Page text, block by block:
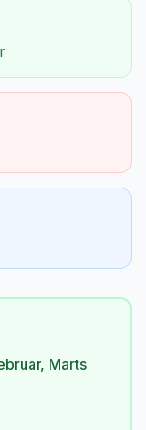
, Marts